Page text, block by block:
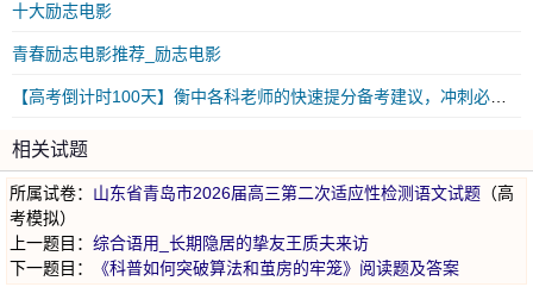
十大励志电影
青春励志电影推荐_励志电影
相关试题
所属试卷： 山东省青岛市2026届高三第二次适应性检测语文试题 （高
考模拟）
上一题目： 综合语用_长期隐居的挚友王质夫来访
下一题目：
《科普如何突破算法和茧房的牢笼》阅读题及答案